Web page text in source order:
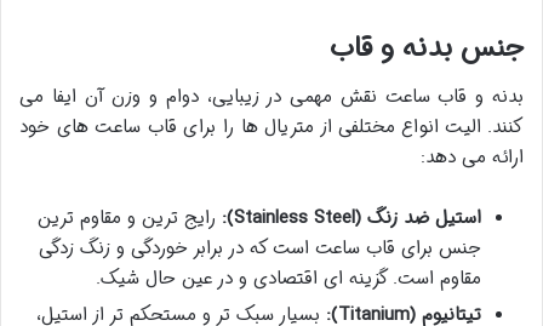
جنس بدنه و قاب
بدنه و قاب ساعت نقش مهمی در زیبایی، دوام و وزن آن ایفا می
کنند. الیت انواع مختلفی از متریال ها را برای قاب ساعت های خود
ارائه می دهد:
استیل ضد زنگ (Stainless Steel):
رایج ترین و مقاوم ترین
جنس برای قاب ساعت است که در برابر خوردگی و زنگ زدگی
مقاوم است. گزینه ای اقتصادی و در عین حال شیک.
تیتانیوم (Titanium):
بسیار سبک تر و مستحکم تر از استیل،